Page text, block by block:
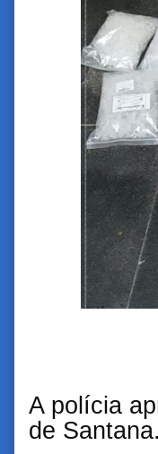
A polícia
de Santana.